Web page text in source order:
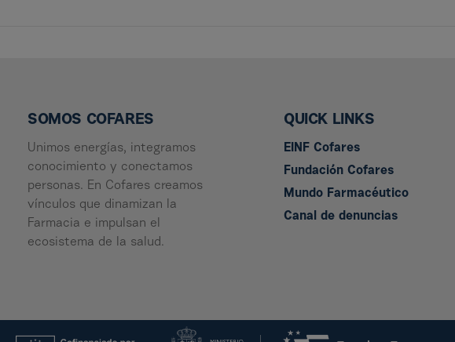
SOMOS COFARES
Unimos energías, integramos
conocimiento y conectamos
personas. En Cofares creamos
vínculos que dinamizan la
Farmacia e impulsan el
ecosistema de la salud.
QUICK LINKS
EINF Cofares
Fundación Cofares
Mundo Farmacéutico
Canal de denuncias